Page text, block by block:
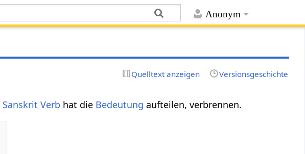
Anonym
Quelltext anzeigen Versionsgeschichte
Sanskrit Verb hat die Bedeutung aufteilen, verbrennen.